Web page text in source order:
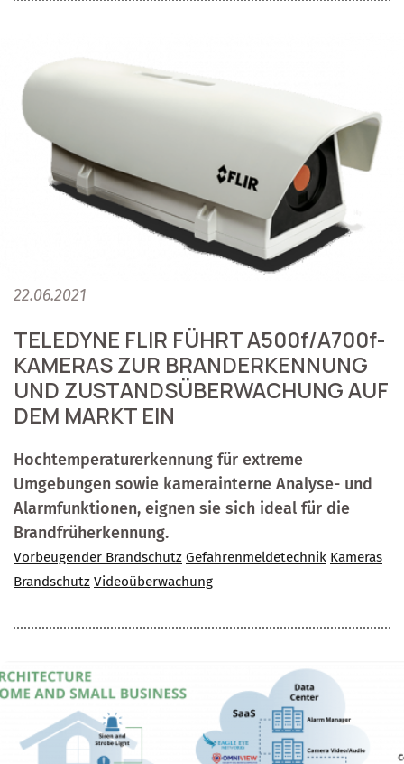
22.06.2021
TELEDYNE FLIR FÜHRT A500f/A700f-
KAMERAS ZUR BRANDERKENNUNG
UND ZUSTANDSÜBERWACHUNG AUF
DEM MARKT EIN
Hochtemperaturerkennung für extreme
Umgebungen sowie kamerainterne Analyse- und
Alarmfunktionen, eignen sie sich ideal für die
Brandfrüherkennung.
Vorbeugender Brandschutz Gefahrenmeldetechnik Kameras
Brandschutz Videoüberwachung